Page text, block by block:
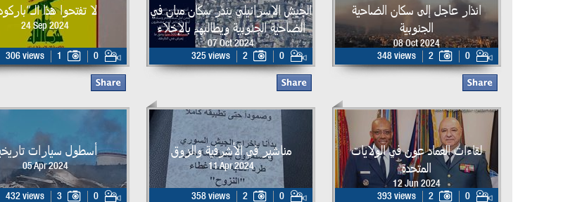
انذار عاجل إلى سكان الضاحية
الجنوبية
08 Oct 2024
348 views
2 0
الجيش الإسرائيلي ينذر سكان مبان في
الضاحية الجنوبية ويطالبهم بالإخلاء
07 Oct 2024
325 views
2 0
لا تفتحوا هذا
24 Sep 2024
306 views 1 0
لقاءات العماد عون في الولايات
المتحدة
12 Jun 2024
393 views
2 0
مناشير في الأشرفية والزوق
11 Apr 2024
358 views 2 0
أسطول سيارات
05 Apr 2024
432 views 3 0